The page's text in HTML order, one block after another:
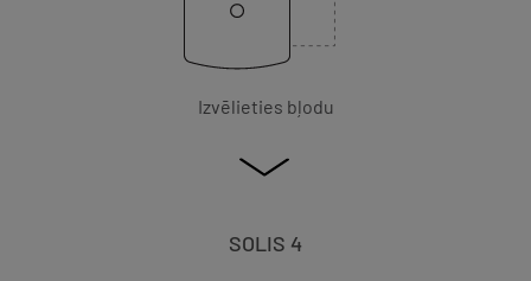
Izvēlieties bļodu
SOLIS 4